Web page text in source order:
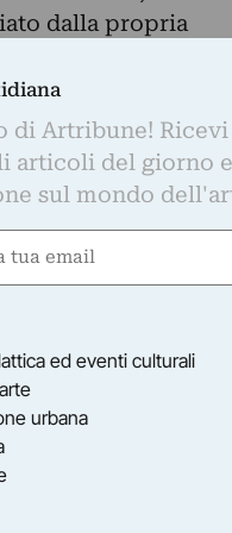
dalla propria
che c’è per
sono i bambini che
va in ufficio.
io, che sono
dopo il
la stessa cosa. I
e questo
nel 1930. Nel 1963
si dedica
sociale, alla
Nel 1979
le fasi di
il Leica Oskar
di Artribune!
articoli del giorno
sul mondo
ed eventi culturali
urbana